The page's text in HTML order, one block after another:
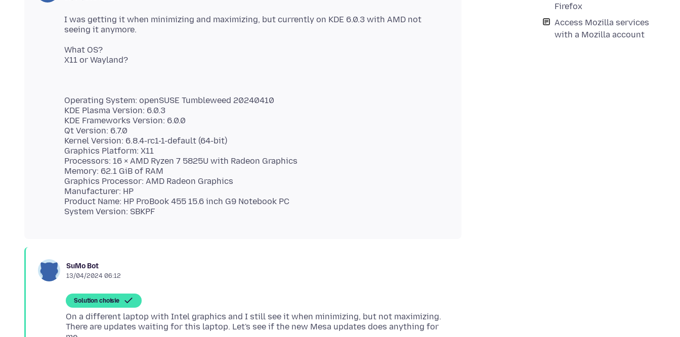
Firefox
Access Mozilla services
with a Mozilla account
I was getting it when minimizing and maximizing, but currently on KDE 6.0.3 with AMD not
What OS?
Operating System: openSUSE Tumbleweed 20240410
KDE Plasma Version: 6.0.3
KDE Frameworks Version: 6.0.0
Qt Version: 6.7.0
Kernel Version: 6.8.4-rc1-1-default (64-bit)
Graphics Platform: X11
Processors: 16 × AMD Ryzen 7 5825U with Radeon Graphics
Memory: 62.1 GiB of RAM
Graphics Processor: AMD Radeon Graphics
Manufacturer: HP
Product Name: HP ProBook 455 15.6 inch G9 Notebook PC
SuMo Bot
13/04/2024 06:12
Solution choisie
On a different laptop with Intel graphics and I still see it when minimizing, but not maximizing.
There are updates waiting for this laptop. Let's see if the new Mesa updates does anything for